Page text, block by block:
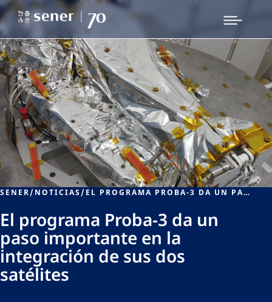
SENER/NOTICIAS/ EL PROGRAMA PROBA-3 DA UN PASO IMPORTANTE EN LA INTEGRACIÓN DE SUS DOS SATÉLITES
El programa Proba-3 da un
paso importante en la
integración de sus dos
satélites